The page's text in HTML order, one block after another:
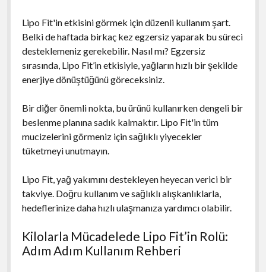
Lipo Fit'in etkisini görmek için düzenli kullanım şart.
Belki de haftada birkaç kez egzersiz yaparak bu süreci
desteklemeniz gerekebilir. Nasıl mı? Egzersiz
sırasında, Lipo Fit’in etkisiyle, yağların hızlı bir şekilde
enerjiye dönüştüğünü göreceksiniz.
Bir diğer önemli nokta, bu ürünü kullanırken dengeli bir
beslenme planına sadık kalmaktır. Lipo Fit'in tüm
mucizelerini görmeniz için sağlıklı yiyecekler
tüketmeyi unutmayın.
Lipo Fit, yağ yakımını destekleyen heyecan verici bir
takviye. Doğru kullanım ve sağlıklı alışkanlıklarla,
hedeflerinize daha hızlı ulaşmanıza yardımcı olabilir.
Kilolarla Mücadelede Lipo Fit’in Rolü:
Adım Adım Kullanım Rehberi